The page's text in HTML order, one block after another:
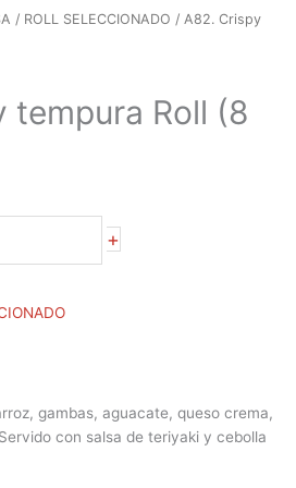
/ ROLL SELECCIONADO / A82. Crispy
tempura Roll (8
+
gambas, aguacate, queso crema,
con salsa de teriyaki y cebolla